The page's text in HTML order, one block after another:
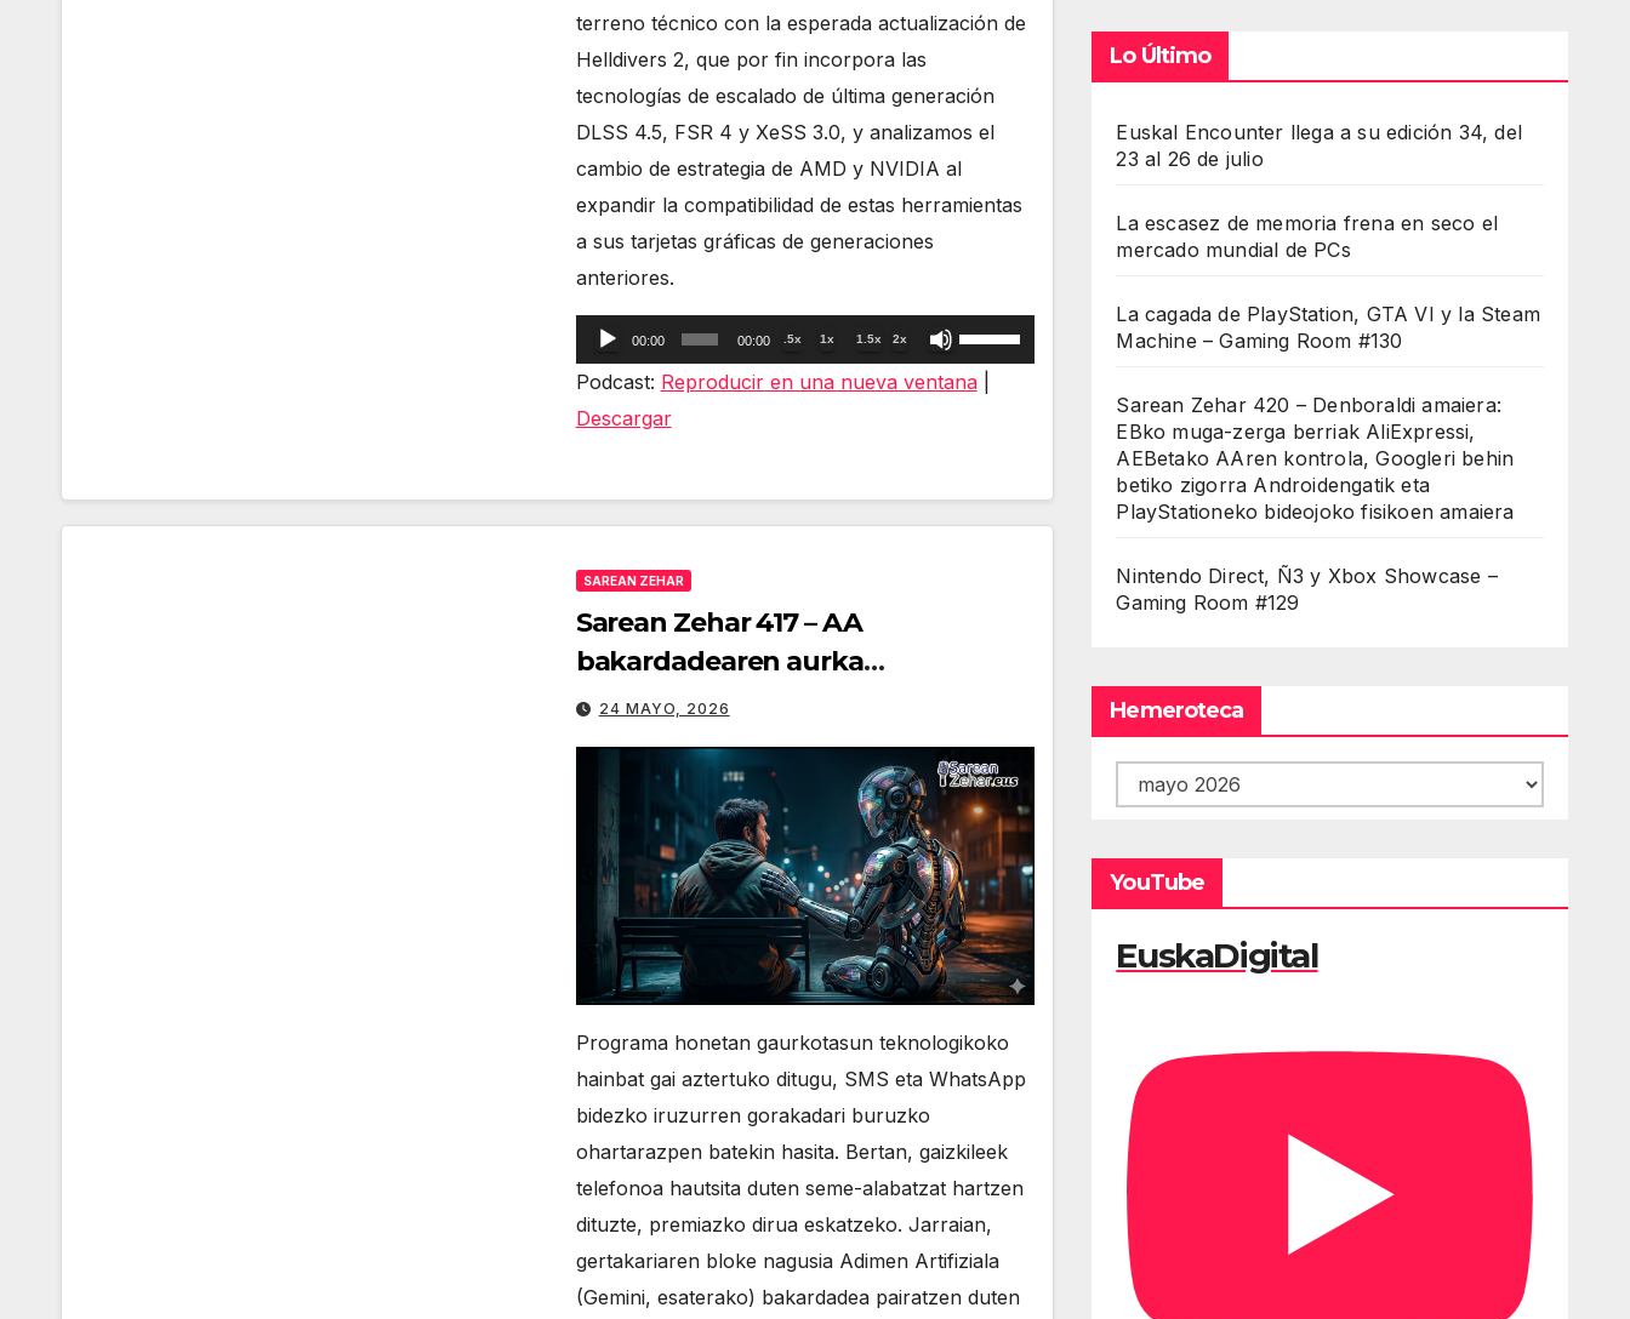
terreno técnico con la esperada actualización de
Helldivers 2, que por fin incorpora las
tecnologías de escalado de última generación
DLSS 4.5, FSR 4 y XeSS 3.0, y analizamos el
cambio de estrategia de AMD y NVIDIA al
expandir la compatibilidad de estas herramientas
a sus tarjetas gráficas de generaciones
anteriores.
Reproductor
de
00:00 00:00 .5x 1x 1.5x 2x
Utiliza
las
Podcast: Reproducir en una nueva ventana|
Descargar
SAREAN ZEHAR
Sarean Zehar 417 – AA
bakardadearen aurka
erabiltzearen arriskua, baterien
legea eta Googleren bilaketak klik
egin gabe
24 MAYO, 2026
Programa honetan gaurkotasun teknologikoko
hainbat gai aztertuko ditugu, SMS eta WhatsApp
bidezko iruzurren gorakadari buruzko
ohartarazpen batekin hasita. Bertan, gaizkileek
telefonoa hautsita duten seme-alabatzat hartzen
dituzte, premiazko dirua eskatzeko. Jarraian,
gertakariaren bloke nagusia Adimen Artifiziala
(Gemini, esaterako) bakardadea pairatzen duten
Lo Último
Euskal Encounter llega a su edición 34, del
23 al 26 de julio
La escasez de memoria frena en seco el
mercado mundial de PCs
La cagada de PlayStation, GTA VI y la Steam
Machine – Gaming Room #130
Sarean Zehar 420 – Denboraldi amaiera:
EBko muga-zerga berriak AliExpressi,
AEBetako AAren kontrola, Googleri behin
betiko zigorra Androidengatik eta
PlayStationeko bideojoko fisikoen amaiera
Nintendo Direct, Ñ3 y Xbox Showcase –
Gaming Room #129
Hemeroteca
Hemeroteca
YouTube
EuskaDigital